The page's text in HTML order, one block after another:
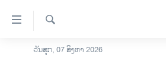
ລິ້ງ
ສຳຫລັບ
ໂຮມເພຈ
ຄົ້ນຫາ
ວັນສຸກ, 07 ສິງຫາ 2026